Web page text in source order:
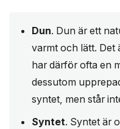
Dun. Dun är ett
varmt och lätt. Det
har därför ofta en
dessutom
syntet, men står
Syntet. Syntet är